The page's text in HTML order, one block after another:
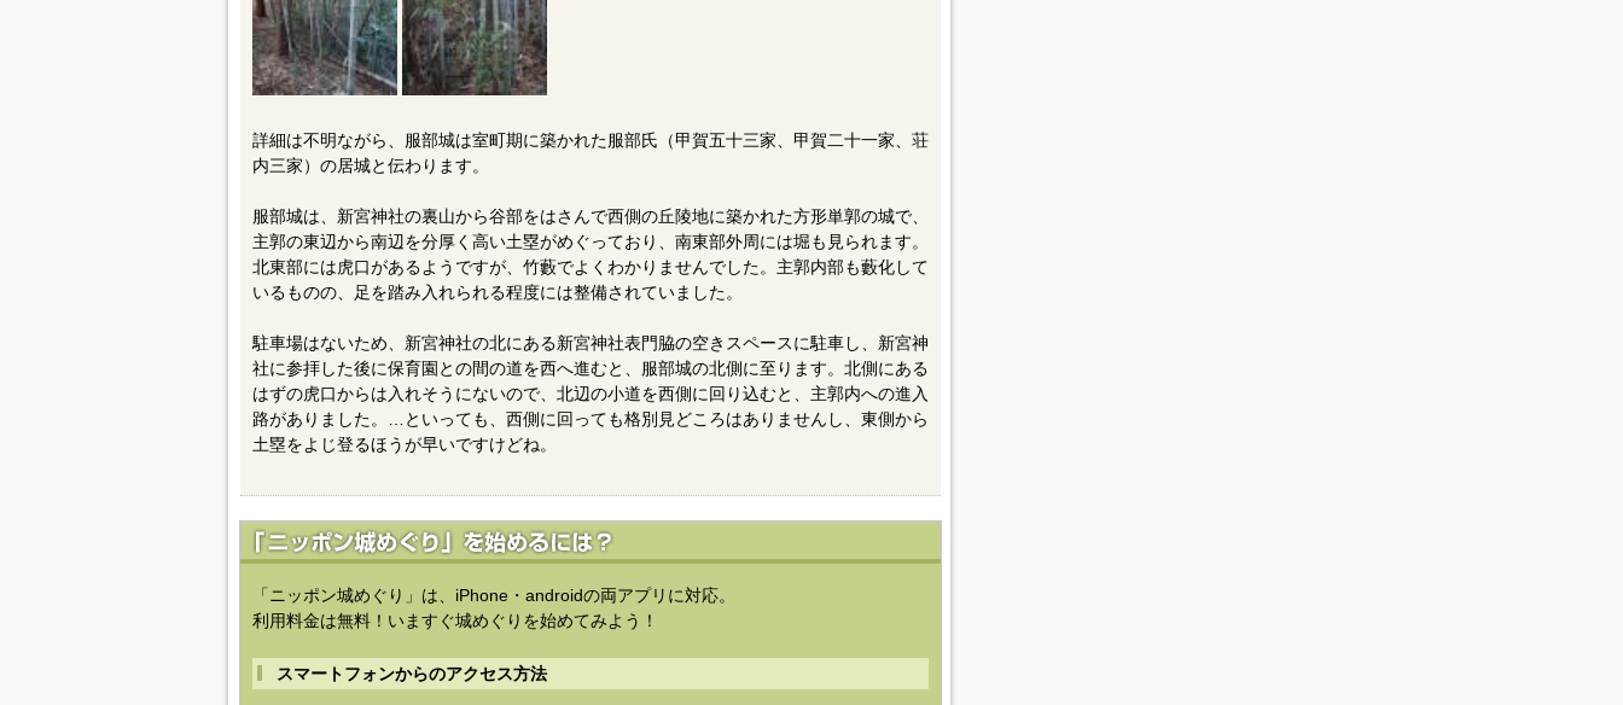
詳細は不明ながら、服部城は室町期に築かれた服部氏（甲賀五十三家、甲賀二十一家、荘
内三家）の居城と伝わります。
服部城は、新宮神社の裏山から谷部をはさんで西側の丘陵地に築かれた方形単郭の城で、
主郭の東辺から南辺を分厚く高い土塁がめぐっており、南東部外周には堀も見られます。
北東部には虎口があるようですが、竹藪でよくわかりませんでした。主郭内部も藪化して
いるものの、足を踏み入れられる程度には整備されていました。
駐車場はないため、新宮神社の北にある新宮神社表門脇の空きスペースに駐車し、新宮神
社に参拝した後に保育園との間の道を西へ進むと、服部城の北側に至ります。北側にある
はずの虎口からは入れそうにないので、北辺の小道を西側に回り込むと、主郭内への進入
路がありました。…といっても、西側に回っても格別見どころはありませんし、東側から
土塁をよじ登るほうが早いですけどね。
「ニッポン城めぐり」は、iPhone・androidの両アプリに対応。
利用料金は無料！いますぐ城めぐりを始めてみよう！
スマートフォンからのアクセス方法